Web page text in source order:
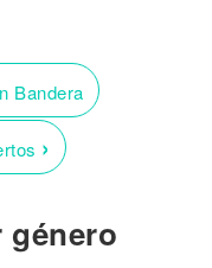
Bandera
›